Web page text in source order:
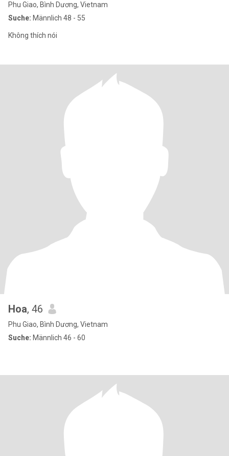
Phu Giao, Bình Dương, Vietnam
Suche: Männlich 48 - 55
Không thích nói
Hoa, 46
Phu Giao, Bình Dương, Vietnam
Suche: Männlich 46 - 60